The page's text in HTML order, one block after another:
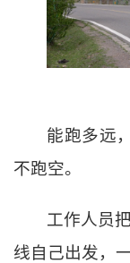
能跑多远
不跑空。
工作人员
线自己出发，